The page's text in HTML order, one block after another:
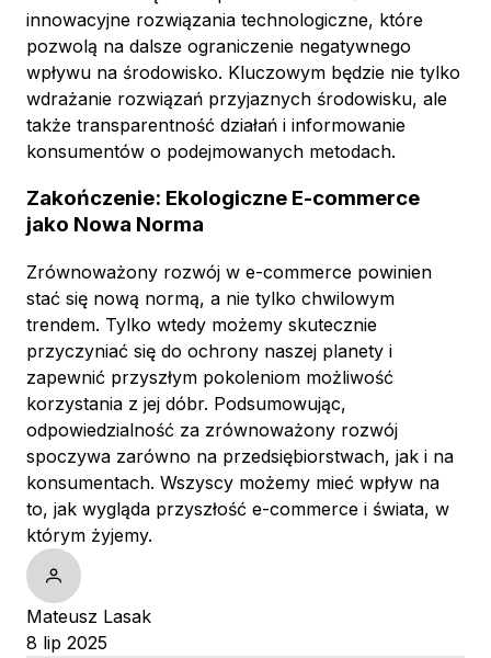
innowacyjne rozwiązania technologiczne, które
pozwolą na dalsze ograniczenie negatywnego
wpływu na środowisko. Kluczowym będzie nie tylko
wdrażanie rozwiązań przyjaznych środowisku, ale
także transparentność działań i informowanie
konsumentów o podejmowanych metodach.
Zakończenie: Ekologiczne E-commerce
jako Nowa Norma
Zrównoważony rozwój w e-commerce powinien
stać się nową normą, a nie tylko chwilowym
trendem. Tylko wtedy możemy skutecznie
przyczyniać się do ochrony naszej planety i
zapewnić przyszłym pokoleniom możliwość
korzystania z jej dóbr. Podsumowując,
odpowiedzialność za zrównoważony rozwój
spoczywa zarówno na przedsiębiorstwach, jak i na
konsumentach. Wszyscy możemy mieć wpływ na
to, jak wygląda przyszłość e-commerce i świata, w
którym żyjemy.
Mateusz Lasak
8 lip 2025